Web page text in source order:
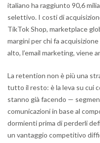
italiano ha raggiunto 90,6
selettivo. I costi di
TikTok Shop, marketplace
margini per chi fa
alto, l’email marketing, viene
La retention non è più una
tutto il resto: è la leva su cui
stanno già facendo —
comunicazioni in base al
dormienti prima di perderli
un vantaggio competitivo